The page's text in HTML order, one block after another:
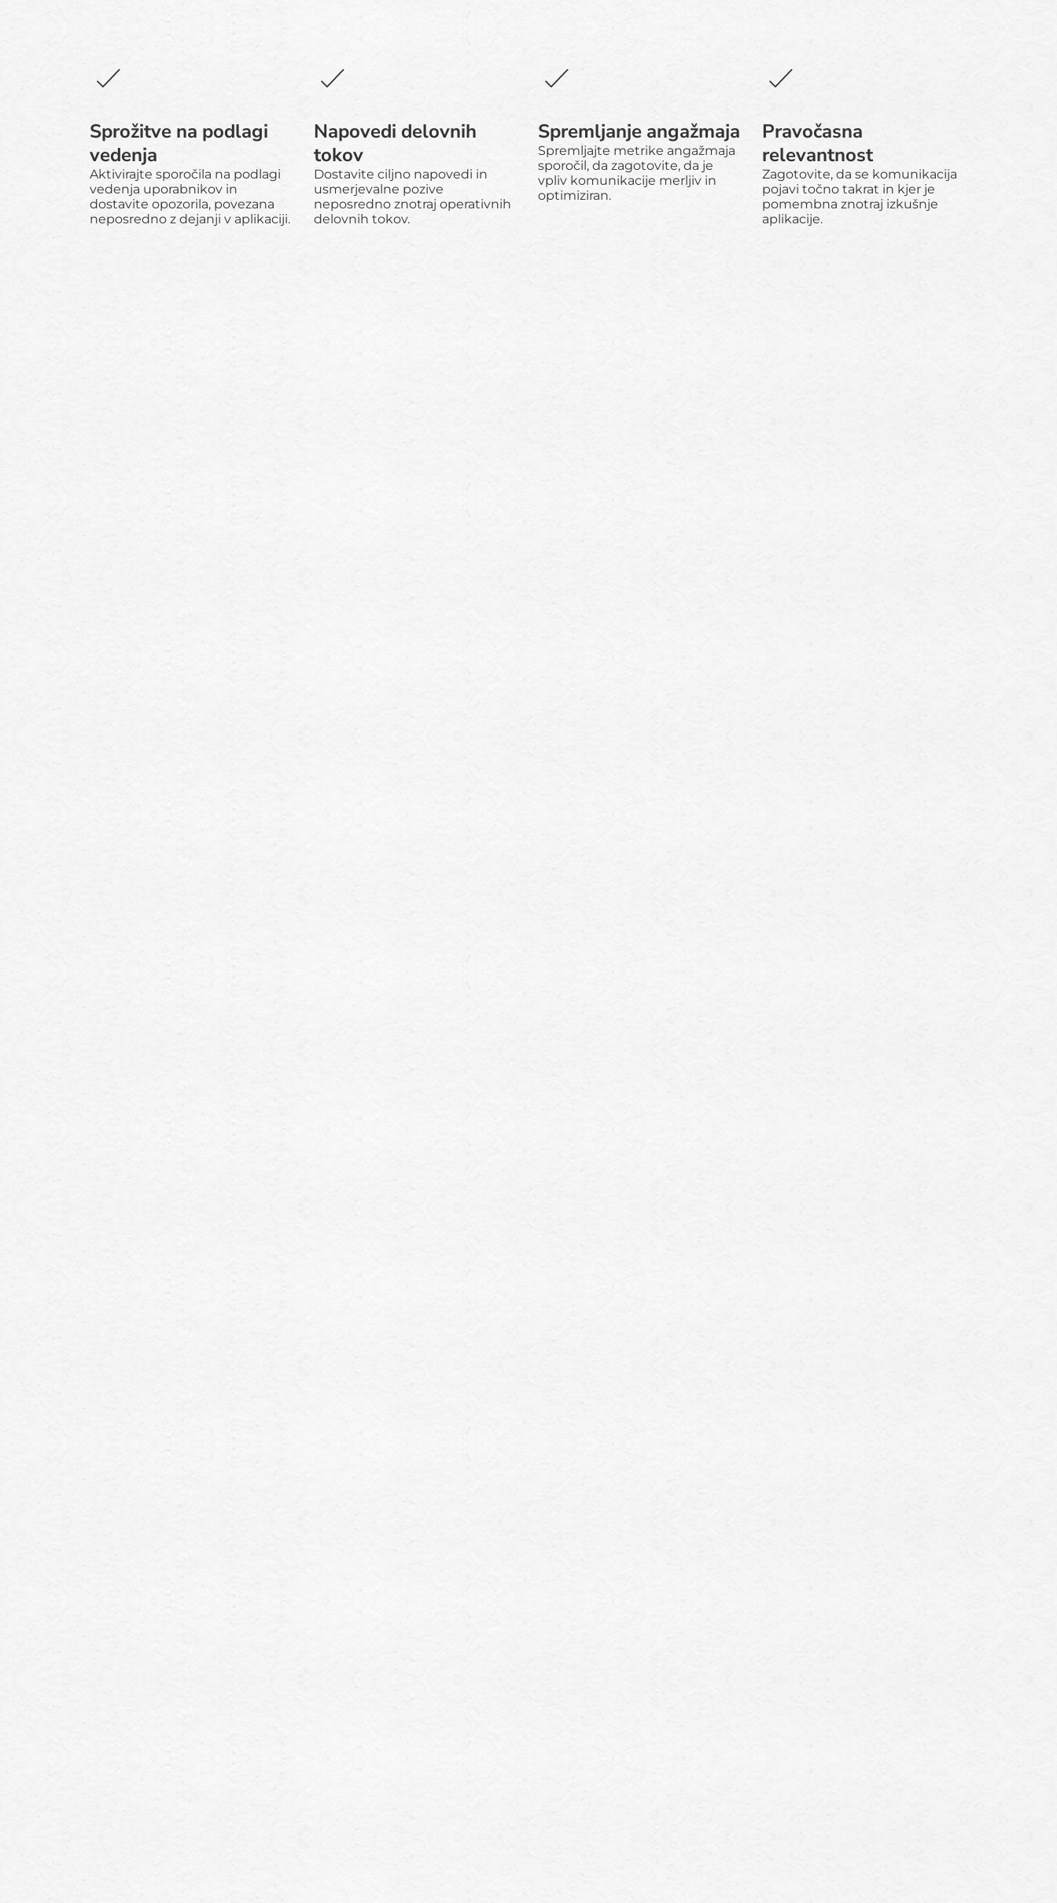
Sprožitve na podlagi
vedenja
Aktivirajte sporočila na podlagi
vedenja uporabnikov in
dostavite opozorila, povezana
neposredno z dejanji v aplikaciji.
Napovedi delovnih
tokov
Dostavite ciljno napovedi in
usmerjevalne pozive
neposredno znotraj operativnih
delovnih tokov.
Spremljanje angažmaja
Spremljajte metrike angažmaja
sporočil, da zagotovite, da je
vpliv komunikacije merljiv in
optimiziran.
Pravočasna
relevantnost
Zagotovite, da se komunikacija
pojavi točno takrat in kjer je
pomembna znotraj izkušnje
aplikacije.